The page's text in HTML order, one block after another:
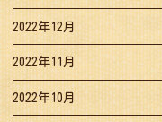
2022年12月
2022年11月
2022年10月